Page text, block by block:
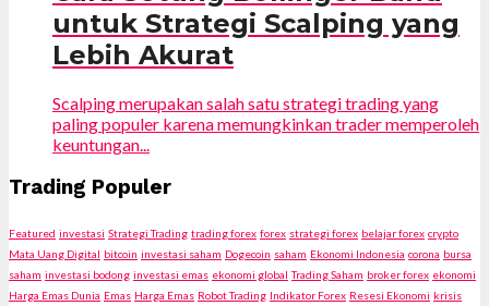
untuk Strategi Scalping yang
Lebih Akurat
Scalping merupakan salah satu strategi trading yang
paling populer karena memungkinkan trader memperoleh
keuntungan...
Trading Populer
Featured investasi Strategi Trading trading forex forex strategi forex belajar forex crypto
Mata Uang Digital bitcoin investasi saham Dogecoin saham Ekonomi Indonesia corona bursa
saham investasi bodong investasi emas ekonomi global Trading Saham broker forex ekonomi
Harga Emas Dunia Emas Harga Emas Robot Trading Indikator Forex Resesi Ekonomi krisis